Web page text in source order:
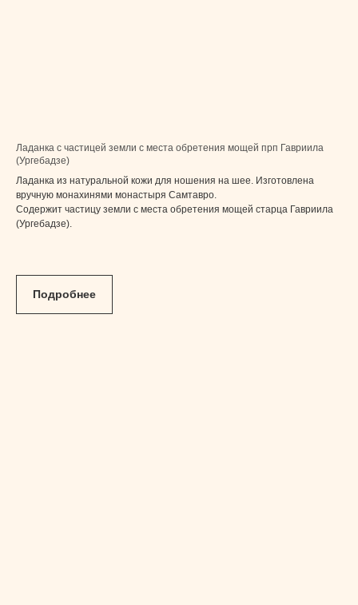
Ладанка с частицей земли с места обретения мощей прп Гавриила
(Ургебадзе)
Ладанка из натуральной кожи для ношения на шее. Изготовлена
вручную монахинями монастыря Самтавро.
Содержит частицу земли с места обретения мощей старца Гавриила
(Ургебадзе).
Подробнее